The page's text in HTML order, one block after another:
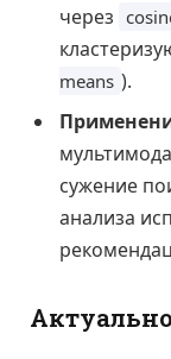
через
means ).
сужение
анализа